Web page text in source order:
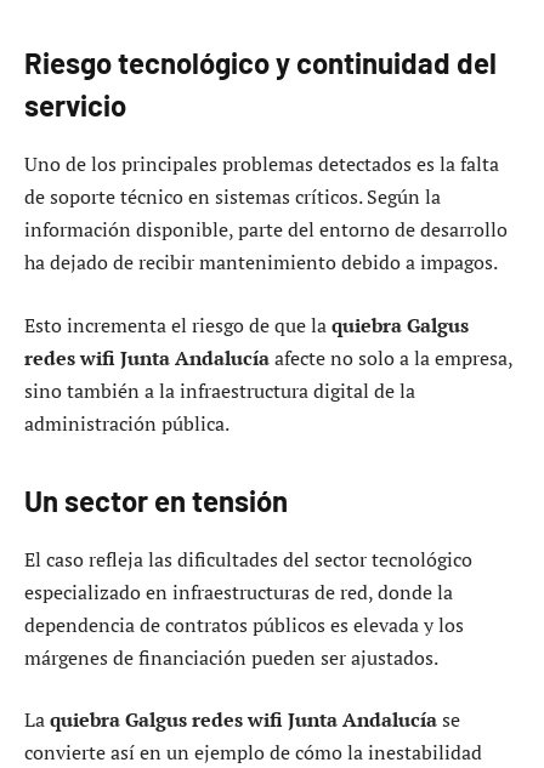
Riesgo tecnológico y continuidad del
servicio
Uno de los principales problemas detectados es la falta
de soporte técnico en sistemas críticos. Según la
información disponible, parte del entorno de desarrollo
ha dejado de recibir mantenimiento debido a impagos.
Esto incrementa el riesgo de que laquiebra Galgus
redes wifi Junta Andalucíaafecte no solo a la empresa,
sino también a la infraestructura digital de la
administración pública.
Un sector en tensión
El caso refleja las dificultades del sector tecnológico
especializado en infraestructuras de red, donde la
dependencia de contratos públicos es elevada y los
márgenes de financiación pueden ser ajustados.
Laquiebra Galgus redes wifi Junta Andalucíase
convierte así en un ejemplo de cómo la inestabilidad